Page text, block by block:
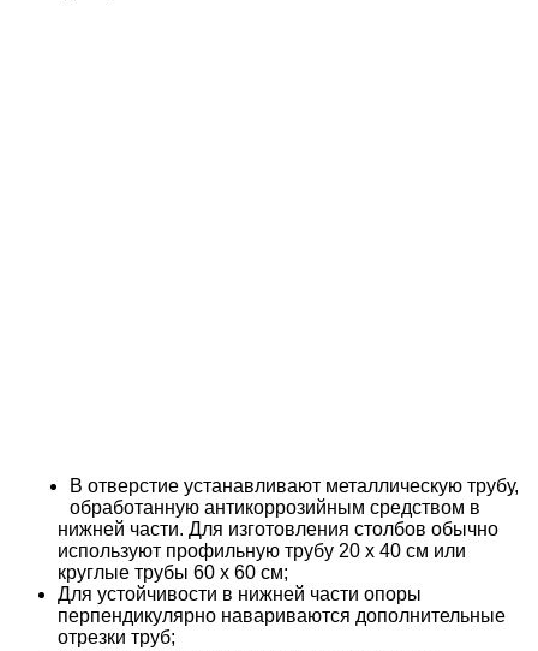
В отверстие устанавливают металлическую трубу,
обработанную антикоррозийным средством в
нижней части. Для изготовления столбов обычно
используют профильную трубу 20 х 40 см или
круглые трубы 60 х 60 см;
Для устойчивости в нижней части опоры
перпендикулярно навариваются дополнительные
отрезки труб;